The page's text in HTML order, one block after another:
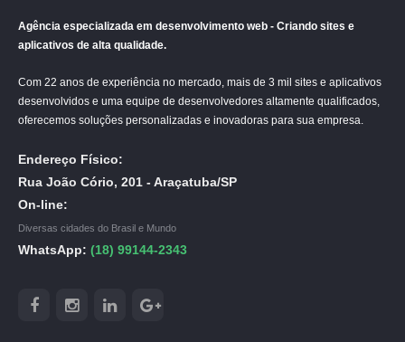
Agência especializada em desenvolvimento web - Criando sites e
aplicativos de alta qualidade.
Com 22 anos de experiência no mercado, mais de 3 mil sites e aplicativos
desenvolvidos e uma equipe de desenvolvedores altamente qualificados,
oferecemos soluções personalizadas e inovadoras para sua empresa.
Endereço Físico:
Rua João Cório, 201 - Araçatuba/SP
On-line:
Diversas cidades do Brasil e Mundo
WhatsApp: (18) 99144-2343